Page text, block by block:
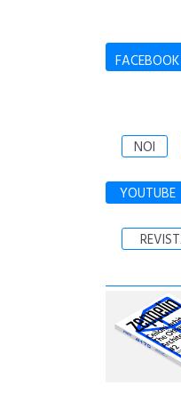
FACEBOOK
NOI
YOUTUBE